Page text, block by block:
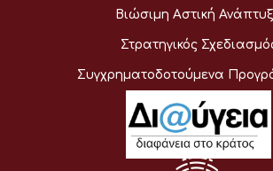
Βιώσιμη Αστική
Στρατηγικός
Συγχρηματοδοτούμενα